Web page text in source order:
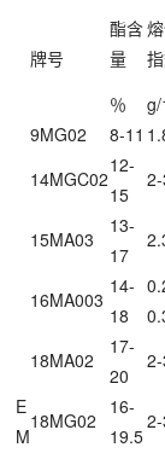
牌号
酯含
量
％
E
M
9MG02 8-11
14MGC02
12-
15
15MA03
13-
17
16MA003
14-
18
18MA02
17-
20
18MG02
16-
19.5